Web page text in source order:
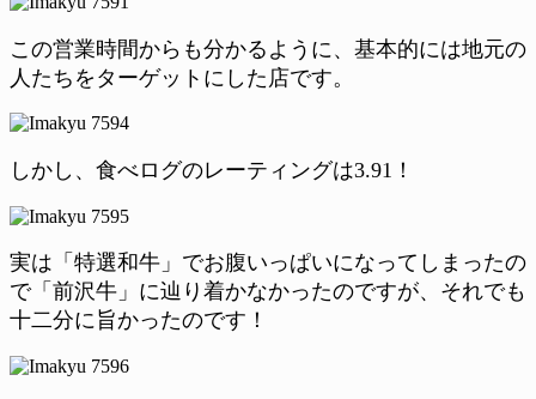
この営業時間からも分かるように、基本的には地元の
人たちをターゲットにした店です。
しかし、食べログのレーティングは3.91！
実は「特選和牛」でお腹いっぱいになってしまったの
で「前沢牛」に辿り着かなかったのですが、それでも
十二分に旨かったのです！